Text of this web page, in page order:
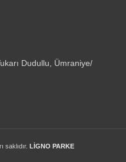
Dudullu, Ümraniye/
saklıdır. LİGNO PARKE